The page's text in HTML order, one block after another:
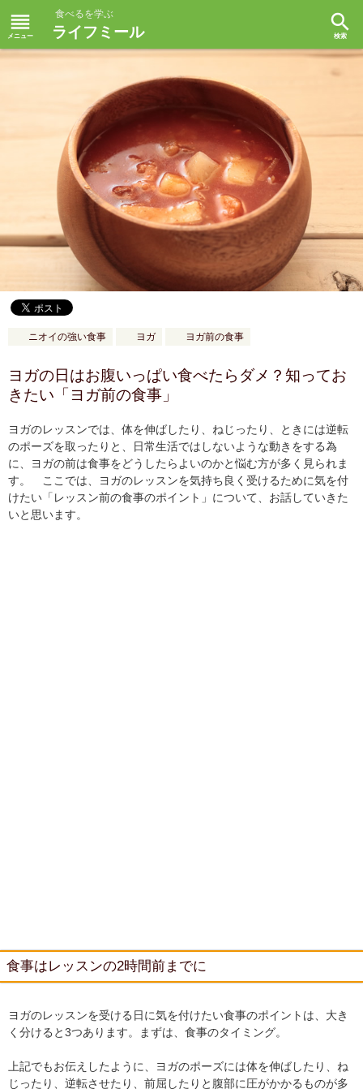
reorder 食べるを学ぶ
ライフミール search
ニオイの強い食事 ヨガ ヨガ前の食事
ヨガの日はお腹いっぱい食べたらダメ？知ってお
きたい「ヨガ前の食事」
ヨガのレッスンでは、体を伸ばしたり、ねじったり、ときには逆転
のポーズを取ったりと、日常生活ではしないような動きをする為
に、ヨガの前は食事をどうしたらよいのかと悩む方が多く見られま
す。 ここでは、ヨガのレッスンを気持ち良く受けるために気を付
けたい「レッスン前の食事のポイント」について、お話していきた
いと思います。
食事はレッスンの2時間前までに
ヨガのレッスンを受ける日に気を付けたい食事のポイントは、大き
く分けると3つあります。まずは、食事のタイミング。
上記でもお伝えしたように、ヨガのポーズには体を伸ばしたり、ね
じったり、逆転させたり、前屈したりと腹部に圧がかかるものが多